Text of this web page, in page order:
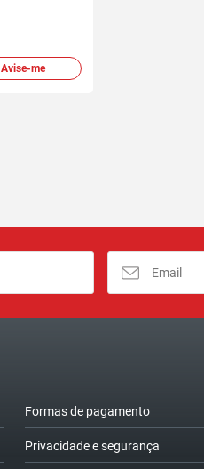
Avise-me
Formas de pagamento
Privacidade e segurança